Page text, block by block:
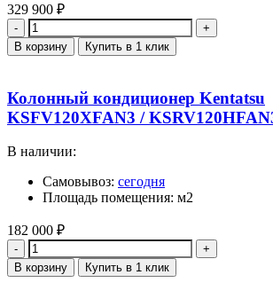
329 900 ₽
Количество
В корзину Купить в 1 клик
Колонный кондиционер Kentatsu
KSFV120XFAN3 /
В наличии:
Самовывоз: сегодня
Площадь помещения: м2
182 000 ₽
Количество
В корзину Купить в 1 клик